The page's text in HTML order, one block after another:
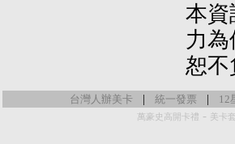
本資
力
恕不
台灣人辦美卡 | 統一發票 | 12
萬豪史高開卡禮 - 美卡